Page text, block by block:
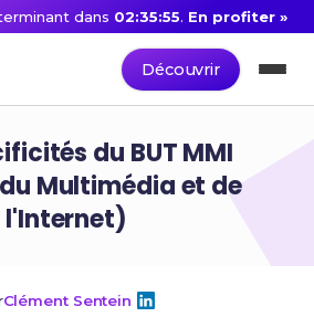
dans 02:35:54. En profiter »
Découvrir
du BUT MMI
Multimédia et de
l'Internet)
Clément Sentein